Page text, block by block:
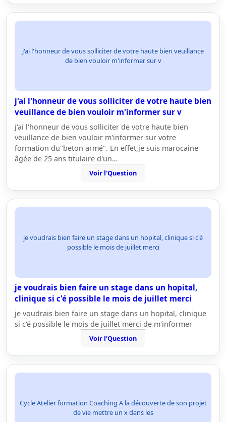
j'ai l'honneur de vous solliciter de votre haute bien veuillance
de bien vouloir m'informer sur v
j'ai l'honneur de vous solliciter de votre haute bien
veuillance de bien vouloir m'informer sur v
j'ai l'honneur de vous solliciter de votre haute bien
veuillance de bien vouloir m'informer sur votre
formation du"beton armé". En effet,je suis marocaine
âgée de 25 ans titulaire d'un…
Voir l'Question
je voudrais bien faire un stage dans un hopital, clinique si c'é
possible le mois de juillet merci
je voudrais bien faire un stage dans un hopital,
clinique si c'é possible le mois de juillet merci
je voudrais bien faire un stage dans un hopital, clinique
si c'é possible le mois de juillet merci de m'informer
Voir l'Question
Cycle Atelier formation Coaching A la découverte de son projet
de vie mettre un x dans les